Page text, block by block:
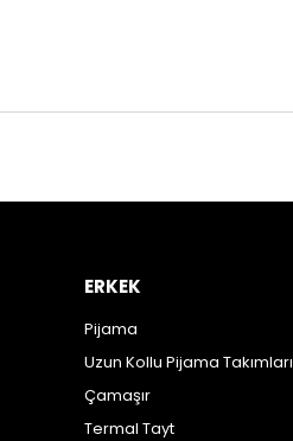
ERKEK
Pijama
Uzun Kollu Pijama Takımları
Çamaşır
Termal Tayt